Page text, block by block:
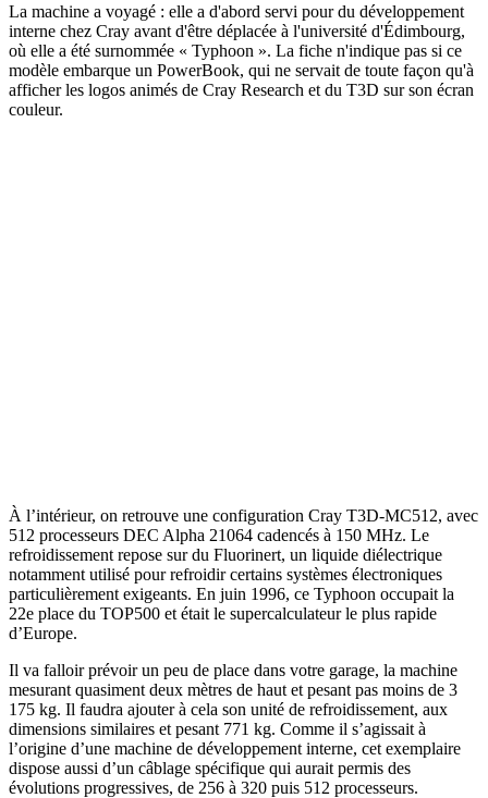
La machine a voyagé : elle a d'abord servi pour du développement
interne chez Cray avant d'être déplacée à l'université d'Édimbourg,
où elle a été surnommée « Typhoon ». La fiche n'indique pas si ce
modèle embarque un PowerBook, qui ne servait de toute façon qu'à
afficher les logos animés de Cray Research et du T3D sur son écran
couleur.
À l’intérieur, on retrouve une configuration Cray T3D-MC512, avec
512 processeurs DEC Alpha 21064 cadencés à 150 MHz. Le
refroidissement repose sur du Fluorinert, un liquide diélectrique
notamment utilisé pour refroidir certains systèmes électroniques
particulièrement exigeants. En juin 1996, ce Typhoon occupait la
22e place du TOP500 et était le supercalculateur le plus rapide
d’Europe.
Il va falloir prévoir un peu de place dans votre garage, la machine
mesurant quasiment deux mètres de haut et pesant pas moins de 3
175 kg. Il faudra ajouter à cela son unité de refroidissement, aux
dimensions similaires et pesant 771 kg. Comme il s’agissait à
l’origine d’une machine de développement interne, cet exemplaire
dispose aussi d’un câblage spécifique qui aurait permis des
évolutions progressives, de 256 à 320 puis 512 processeurs.